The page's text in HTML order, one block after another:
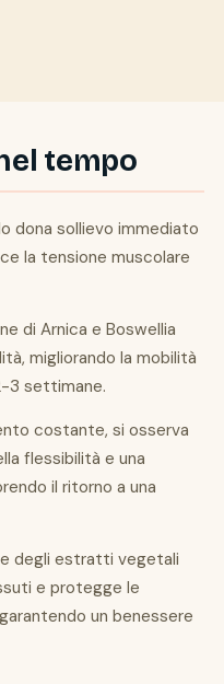
tempo
dona sollievo immediato
la tensione muscolare
di Arnica e Boswellia
migliorando la mobilità
3 settimane.
costante, si osserva
flessibilità e una
il ritorno a una
degli estratti vegetali
e protegge le
un benessere